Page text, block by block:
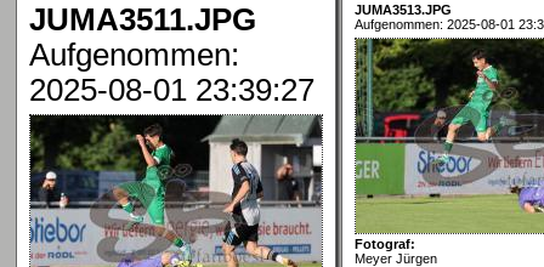
JUMA3511.JPG
Aufgenommen:
2025-08-01 23:39:27
JUMA3513.JPG
Aufgenommen: 2025-08-01
Fotograf:
Meyer Jürgen